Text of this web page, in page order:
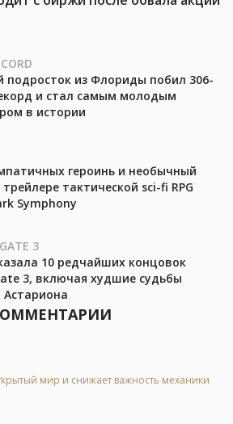
подросток из Флориды побил 306-
и стал самым молодым
в истории
героинь и необычный
трейлере тактической sci-fi RPG
Symphony
3
10 редчайших концовок
3, включая худшие судьбы
Астариона
мир и снижает важность механики